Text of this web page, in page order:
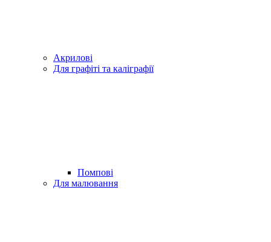
Акрилові
Для графіті та каліграфії
Помпові
Для малювання